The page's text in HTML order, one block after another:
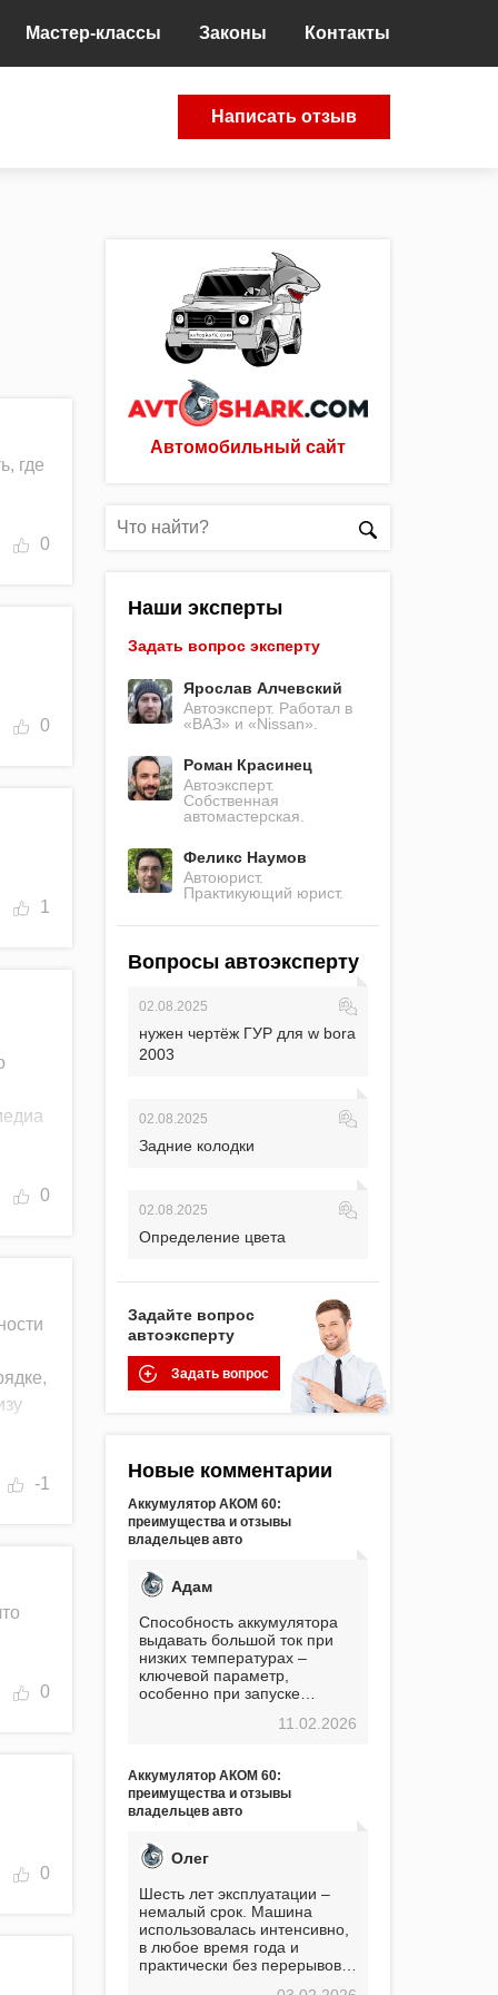
Мастер-классы Законы Контакты
Написать отзыв
где
0
0
1
0
-1
0
0
Автомобильный сайт
Наши эксперты
Задать вопрос эксперту
Ярослав Алчевский
Автоэксперт. Работал в
«ВАЗ» и «Nissan».
Роман Красинец
Автоэксперт.
Собственная
автомастерская.
Феликс Наумов
Автоюрист.
Практикующий юрист.
Вопросы автоэксперту
02.08.2025
нужен чертёж ГУР для w bora
2003
02.08.2025
Задние колодки
02.08.2025
Определение цвета
Задайте вопрос
автоэксперту
Задать вопрос
Новые комментарии
Аккумулятор АКОМ 60:
преимущества и отзывы
владельцев авто
Адам
Способность аккумулятора
выдавать большой ток при
низких температурах –
ключевой параметр,
особенно при запуске
показывает, что данный
стоимость. Долго сомневался
перед приобретением, но в
итоге ни разу не пожалел.
вложение, избавляющее от
головной боли, связанной с
АКБ. Подтверждаю
11.02.2026
Аккумулятор АКОМ 60:
преимущества и отзывы
владельцев авто
Олег
Шесть лет эксплуатации –
немалый срок. Машина
использовалась интенсивно,
в любое время года и
практически без перерывов.